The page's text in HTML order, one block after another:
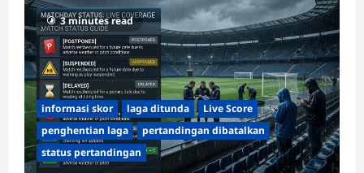
3 minutes read
informasi skor laga ditunda
Live Score
penghentian laga
pertandingan dibatalkan
status pertandingan